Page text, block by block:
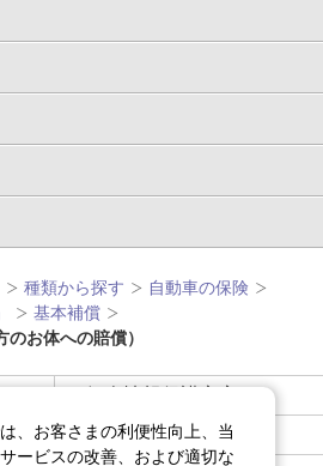
種類から探す
自動車の保険
基本補償
お体への賠償）
サイトマップ
、お客さまの利便性向上、当
ービスの改善、および適切な